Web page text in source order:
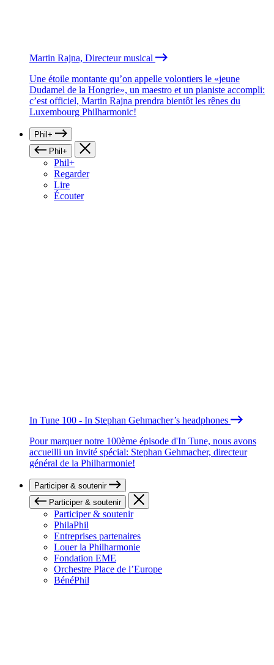
Martin Rajna, Directeur musical
Une étoile montante qu’on appelle volontiers le «jeune
Dudamel de la Hongrie», un maestro et un pianiste accompli:
c’est officiel, Martin Rajna prendra bientôt les rênes du
Luxembourg Philharmonic!
Phil+
Phil+
Phil+
Regarder
Lire
Écouter
In Tune 100 - In Stephan Gehmacher’s headphones
Pour marquer notre 100ème épisode d'In Tune, nous avons
accueilli un invité spécial: Stephan Gehmacher, directeur
général de la Philharmonie!
Participer & soutenir
Participer & soutenir
Participer & soutenir
PhilaPhil
Entreprises partenaires
Louer la Philharmonie
Fondation EME
Orchestre Place de l’Europe
BénéPhil